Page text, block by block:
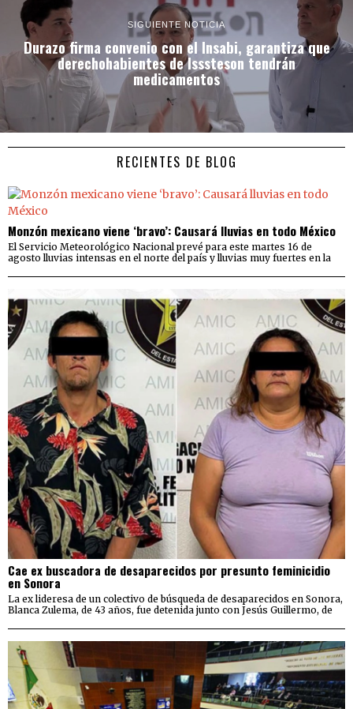
SIGUIENTE NOTICIA
Durazo firma convenio con el Insabi, garantiza que
derechohabientes de Isssteson tendrán
medicamentos
RECIENTES DE BLOG
Monzón mexicano viene ‘bravo’: Causará lluvias en todo México
El Servicio Meteorológico Nacional prevé para este martes 16 de
agosto lluvias intensas en el norte del país y lluvias muy fuertes en la
Cae ex buscadora de desaparecidos por presunto feminicidio
en Sonora
La ex lideresa de un colectivo de búsqueda de desaparecidos en Sonora,
Blanca Zulema, de 43 años, fue detenida junto con Jesús Guillermo, de